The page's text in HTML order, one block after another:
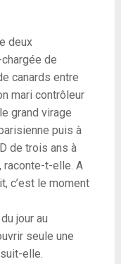
deux
de
canards entre
mari contrôleur
grand virage
puis à
de trois ans à
raconte-t-elle. A
c’est le moment
jour au
seule une
elle.